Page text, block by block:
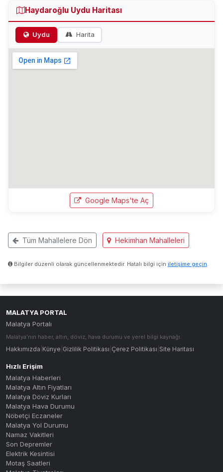
Haydaroğlu Uydu Haritası
Uydu Harita
Google Maps'te Aç
Tüm Mahallelere Dön Hekimhan Mahalleleri
Bilgiler düzenli olarak güncellenmektedir. Hatalı bilgi için iletişime geçin
MALATYA PORTAL
Malatya Portalı
Malatya'nın haber, altın, döviz, hava durumu ve yerel bilgi kaynağı.
Hakkımızda Künye Gizlilik Politikası Çerez Politikası Site Haritası
Hızlı Erişim
Malatya Haberleri
Malatya Altın Fiyatları
Malatya Döviz Kurları
Malatya Hava Durumu
Nöbetçi Eczaneler
Malatya Yol Durumu
Namaz Vakitleri
Son Depremler
Elektrik Kesintisi
Motaş Saatleri